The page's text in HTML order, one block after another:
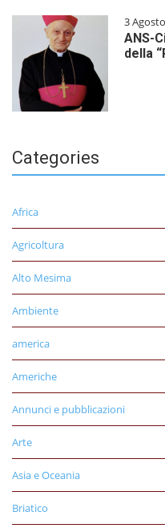
3
ANS-
della
Categories
Africa
Agricoltura
Alto Mesima
Ambiente
america
Americhe
Annunci e pubblicazioni
Arte
Asia e Oceania
Briatico